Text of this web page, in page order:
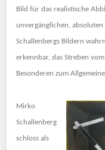
Bild für das realistische
unvergänglichen, absoluten
Schallenbergs Bildern
erkennbar, das Streben
Besonderen zum
Mirko
Schallenberg
schloss als